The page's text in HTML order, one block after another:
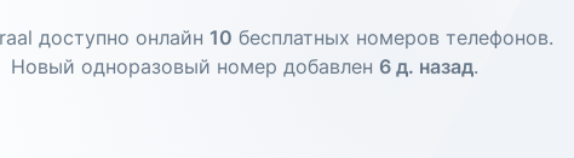
доступно онлайн 10 бесплатных номеров телефонов.
Новый одноразовый номер добавлен 6 д. назад.